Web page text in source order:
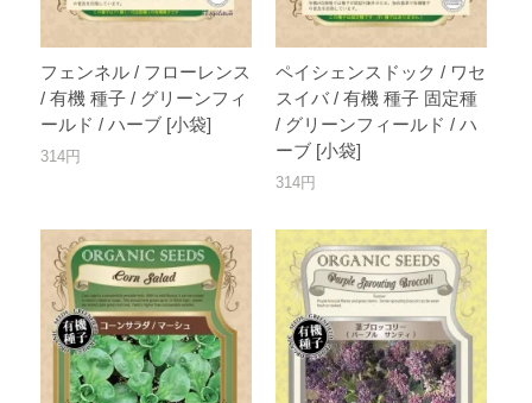
フェンネル / フローレンス
/ 有機 種子 / グリーンフィ
ールド / ハーブ [小袋]
314円
ペイシェンスドック / ワセ
スイバ / 有機 種子 固定種
/ グリーンフィールド / ハ
ーブ [小袋]
314円